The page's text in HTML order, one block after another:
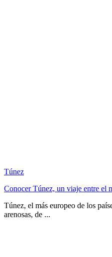
Túnez
Conocer Túnez, un viaje entre el
Túnez, el más europeo de los
arenosas, de ...